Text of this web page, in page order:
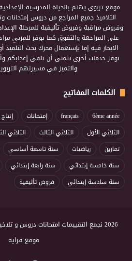
موقع تربوي يهتم بالحياة المدرسية الإعدادية
التلاميذ جميع المراجع من دروس إمتحانات
وفروض مراقبة وفروض تأليفية للمرحلة
على المراجعة والتفوق كما يوفر للمربي
الابحار فيه إما بإستعمال محرك بحث
نوفر خدمات أخرى نتمنى أن تلقى إعجابكم
والتميز في مسيرتهم
الكلمات المفاتيح
6ème année
français إمتحانات
الثلاثي الأول
الثلاثي الثالث الثلاثي
تمارين
رياضيات سنة تاسعة أساسي
سنة خامسة إبتدائي
سنة رابعة إبتدائي
سنة سادسة إبتدائي
فروض تأليفية
2026 نجمع التقييمات امتحانات دروس و تلاخيص لكل المستويات |
موقع قراية